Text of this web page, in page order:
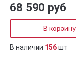
68 590 руб
В корзину
В наличии 156шт